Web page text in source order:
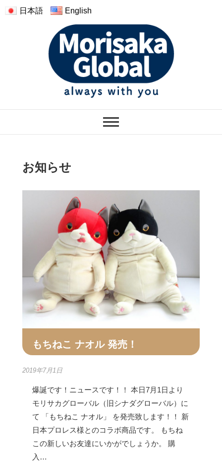
日本語 English
モリサカグローバル
お知らせ
もちねこ ナオル 発売！
2019年7月1日
爆誕です！ニュースです！！ 本日7月1日より
モリサカグローバル（旧シナダグローバル）に
て 「もちねこ ナオル」 を発売致します！！ 新
日本プロレス様とのコラボ商品です。 もちね
この新しいお友達にいかがでしょうか。 購
入…